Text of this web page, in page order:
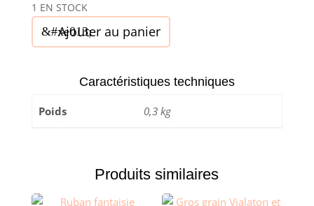
1 EN STOCK
quantité
Vialaton
et
Martin
80
Ajouter au panier
Caractéristiques techniques
Poids 0,3 kg
Produits similaires